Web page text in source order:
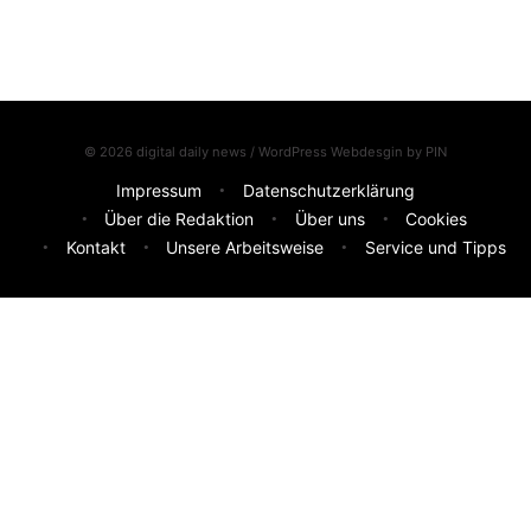
© 2026 digital daily news / WordPress Webdesgin by PIN
Impressum
Datenschutzerklärung
Über die Redaktion
Über uns
Cookies
Kontakt
Unsere Arbeitsweise Service und Tipps